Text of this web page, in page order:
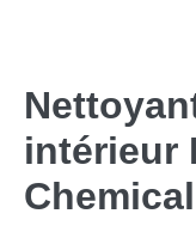
intérieur